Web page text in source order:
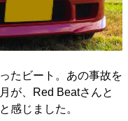
たビート。あの事故を
が、Red Beatさんと
感じました。